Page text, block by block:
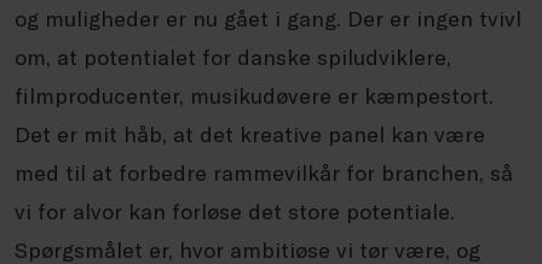
og muligheder er nu gået i gang. Der er ingen tvivl
om, at potentialet for danske spiludviklere,
filmproducenter, musikudøvere er kæmpestort.
Det er mit håb, at det kreative panel kan være
med til at forbedre rammevilkår for branchen, så
vi for alvor kan forløse det store potentiale.
Spørgsmålet er, hvor ambitiøse vi tør være, og